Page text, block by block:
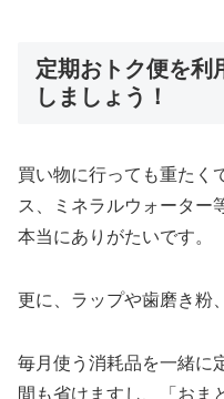
定期おトク便を利
しましょう！
買い物に行っても重たく
ス、ミネラルウォーター
本当にありがたいです。
更に、ラップや歯磨き粉
毎月使う消耗品を一緒に
間も省けますし、「おま